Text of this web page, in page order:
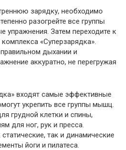
зарядку, необходимо
разогрейте все группы
упражнения. Затем переходите к
«Суперзарядка».
дыхании и
аккуратно, не перегружая
входят самые эффективные
укрепить все группы мышц.
грудной клетки и спины,
для ног, рук и пресса.
так и динамические
йоги и пилатеса.